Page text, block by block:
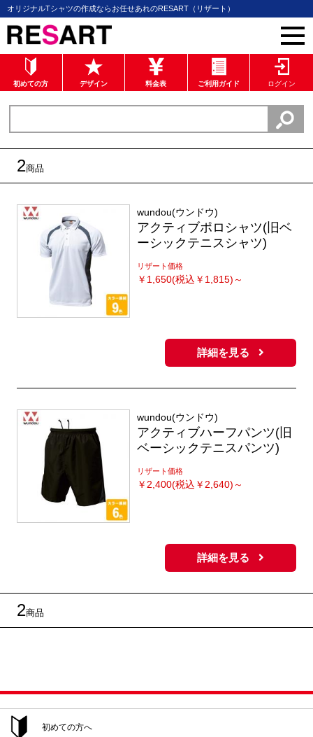
オリジナルTシャツの作成ならお任せあれのRESART（リザート）
初めての方 デザイン 料金表 ご利用ガイド ログイン
2商品
wundou(ウンドウ)
アクティブポロシャツ(旧ベ
ーシックテニスシャツ)
リザート価格
￥ 1,650(税込￥1,815)～
詳細を見る
wundou(ウンドウ)
アクティブハーフパンツ(旧
ベーシックテニスパンツ)
リザート価格
￥2,400(税込￥2,640)～
詳細を見る
2商品
初めての方へ